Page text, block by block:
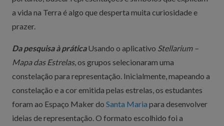
a vida na Terra é algo que desperta muita curiosidade e
prazer.
Da pesquisa à práticaUsando o aplicativo Stellarium –
Mapa das Estrelas, os grupos selecionaram uma
constelação para representação. Inicialmente, mapeando a
constelação e a cor emitida pelas estrelas, os estudantes
foram ao Espaço Maker do Santa Maria para desenvolver
ideias de representação. O formato escolhido foi a